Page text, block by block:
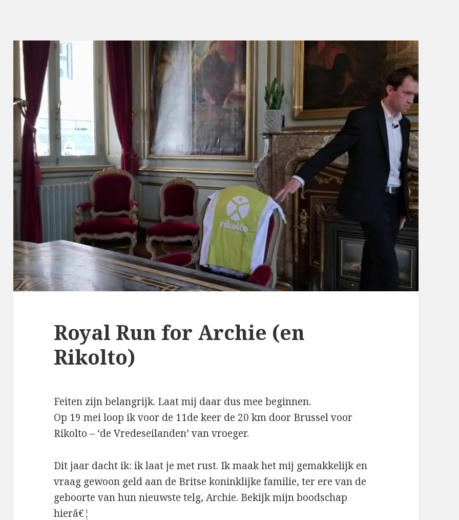
Royal Run for Archie (en
Rikolto)
Feiten zijn belangrijk. Laat mij daar dus mee beginnen.
Op 19 mei loop ik voor de 11de keer de 20 km door Brussel voor
Rikolto – ‘de Vredeseilanden’ van vroeger.
Dit jaar dacht ik: ik laat je met rust. Ik maak het mij gemakkelijk en
vraag gewoon geld aan de Britse koninklijke familie, ter ere van de
geboorte van hun nieuwste telg, Archie. Bekijk mijn boodschap
hierâ€¦